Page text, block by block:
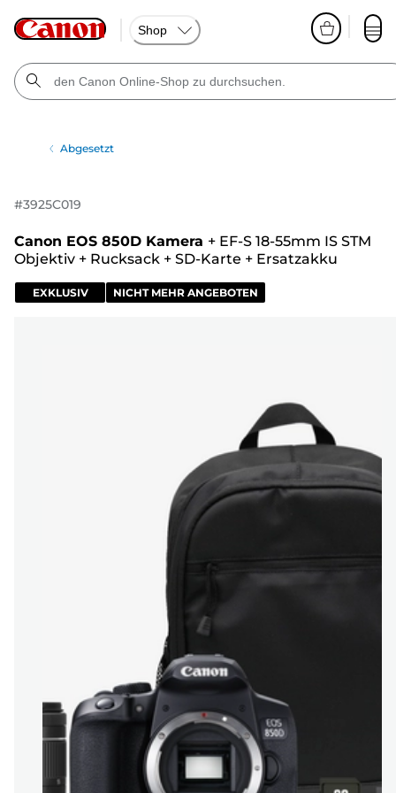
Shop
Abgesetzt
#3925C019
Canon EOS 850D Kamera + EF-S 18-55mm IS STM
Objektiv + Rucksack + SD-Karte + Ersatzakku
EXKLUSIV NICHT MEHR ANGEBOTEN